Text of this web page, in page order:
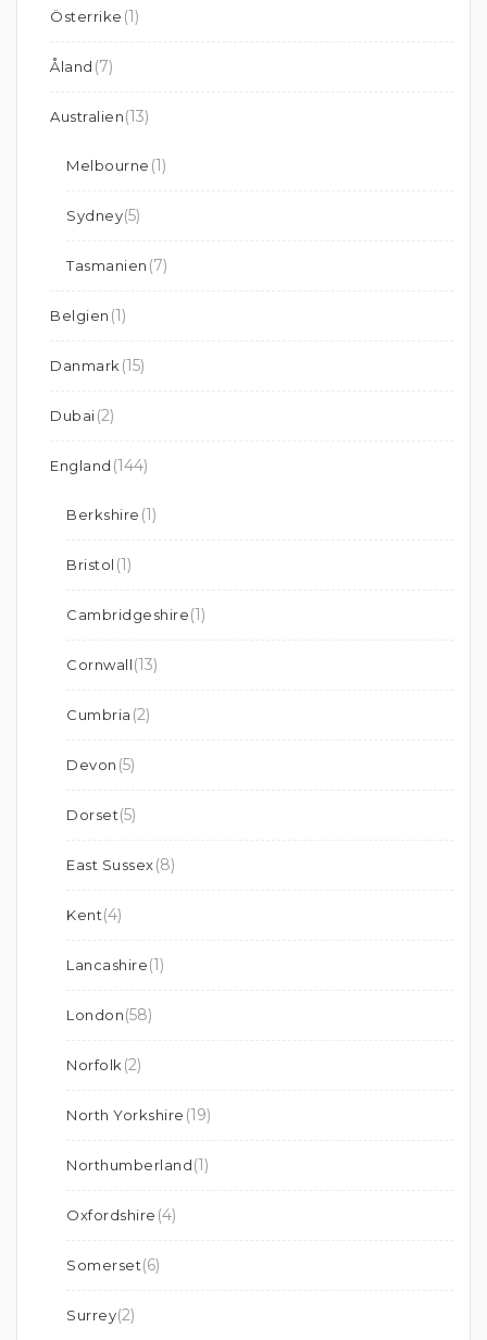
Österrike (1)
Åland (7)
Australien(13)
Melbourne (1)
Sydney(5)
Tasmanien (7)
Belgien (1)
Danmark (15)
Dubai(2)
England (144)
Berkshire (1)
Bristol (1)
Cambridgeshire(1)
Cornwall(13)
Cumbria (2)
Devon (5)
Dorset(5)
East Sussex(8)
Kent(4)
Lancashire(1)
London(58)
Norfolk (2)
North Yorkshire (19)
Northumberland(1)
Oxfordshire (4)
Somerset(6)
Surrey(2)